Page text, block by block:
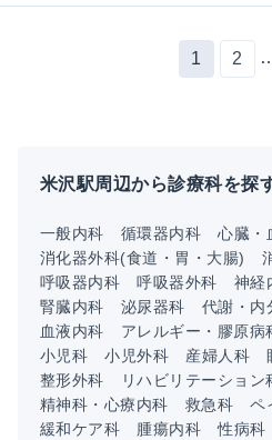
1 2
米沢駅周辺から診療科を探
一般内科 循環器内科 心臓・
消化器外科(食道・胃・大腸)
呼吸器内科
呼吸器外科 神経
腎臓内科
泌尿器科 代謝・内
血液内科
アレルギー・膠原病
小児科
小児外科 産婦人科
整形外科
リハビリテーション
精神科・心療内科
救急科
ペ
緩和ケア科
腫瘍内科 性病科